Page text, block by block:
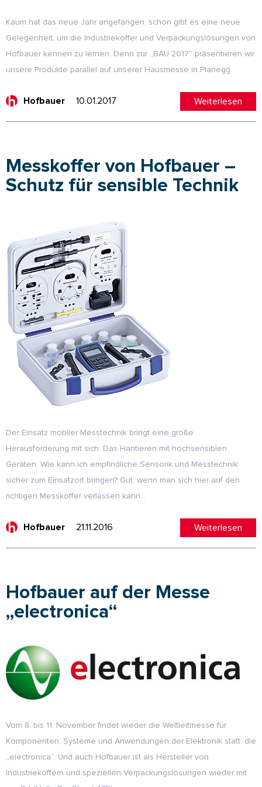
Kaum hat das neue Jahr angefangen, schon gibt es eine neue
Gelegenheit, um die Industriekoffer und Verpackungslösungen von
Hofbauer kennen zu lernen. Denn zur „BAU 2017“ präsentieren wir
unsere Produkte parallel auf unserer Hausmesse in Planegg.
Hofbauer 10.01.2017 Weiterlesen
Messkoffer von Hofbauer –
Schutz für sensible Technik
Der Einsatz mobiler Messtechnik bringt eine große
Herausforderung mit sich: Das Hantieren mit hochsensiblen
Geräten. Wie kann ich empfindliche Sensorik und Messtechnik
sicher zum Einsatzort bringen? Gut, wenn man sich hier auf den
richtigen Messkoffer verlassen kann…
Hofbauer 21.11.2016 Weiterlesen
Hofbauer auf der Messe
„electronica“
Vom 8. bis 11. November findet wieder die Weltleitmesse für
Komponenten, Systeme und Anwendungen der Elektronik statt: die
„electronica“. Und auch Hofbauer ist als Hersteller von
Industriekoffern und speziellen Verpackungslösungen wieder mit